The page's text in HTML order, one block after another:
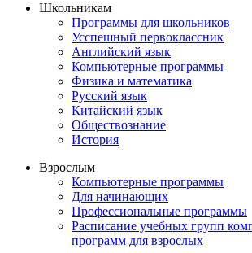
Школьникам
Программы для школьников
Усспешный первоклассник
Английский язык
Компьютерные программы
Физика и математика
Русский язык
Китайский язык
Обществознание
История
Взрослым
Компьютерные программы
Для начинающих
Профессиональные программы
Расписание учебных групп
программ для взрослых